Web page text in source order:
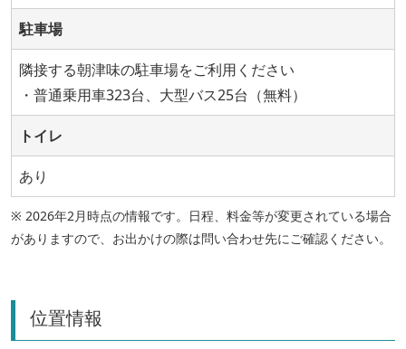
駐車場
隣接する朝津味の駐車場をご利用ください
・普通乗用車323台、大型バス25台（無料）
トイレ
あり
※ 2026年2月時点の情報です。日程、料金等が変更されている場合
がありますので、お出かけの際は問い合わせ先にご確認ください。
位置情報